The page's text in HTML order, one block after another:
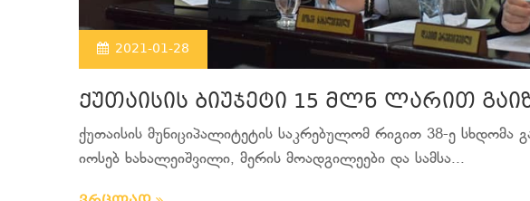
2021-01-28
ქუთაისის ბიუჯეტი 15 მლნ ლარით
ქუთაისის მუნიციპალიტეტის საკრებულომ რიგით 38-ე სხდომა
იოსებ ხახალეიშვილი, მერის მოადგილეები და სამსა...